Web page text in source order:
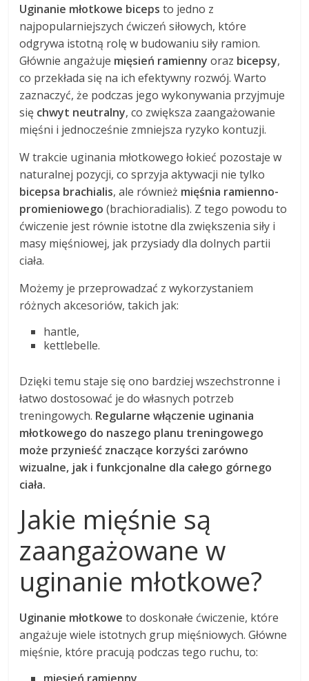
Uginanie młotkowe biceps to jedno z
najpopularniejszych ćwiczeń siłowych, które
odgrywa istotną rolę w budowaniu siły ramion.
Głównie angażuje mięsień ramienny oraz bicepsy,
co przekłada się na ich efektywny rozwój. Warto
zaznaczyć, że podczas jego wykonywania przyjmuje
się chwyt neutralny, co zwiększa zaangażowanie
mięśni i jednocześnie zmniejsza ryzyko kontuzji.
W trakcie uginania młotkowego łokieć pozostaje w
naturalnej pozycji, co sprzyja aktywacji nie tylko
bicepsa brachialis, ale również mięśnia ramienno-
promieniowego (brachioradialis). Z tego powodu to
ćwiczenie jest równie istotne dla zwiększenia siły i
masy mięśniowej, jak przysiady dla dolnych partii
ciała.
Możemy je przeprowadzać z wykorzystaniem
różnych akcesoriów, takich jak:
hantle,
kettlebelle.
Dzięki temu staje się ono bardziej wszechstronne i
łatwo dostosować je do własnych potrzeb
treningowych. Regularne włączenie uginania
młotkowego do naszego planu treningowego
może przynieść znaczące korzyści zarówno
wizualne, jak i funkcjonalne dla całego górnego
ciała.
Jakie mięśnie są
zaangażowane w
uginanie młotkowe?
Uginanie młotkowe to doskonałe ćwiczenie, które
angażuje wiele istotnych grup mięśniowych. Główne
mięśnie, które pracują podczas tego ruchu, to: